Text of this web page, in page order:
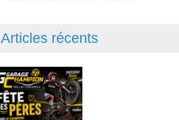
Articles récents